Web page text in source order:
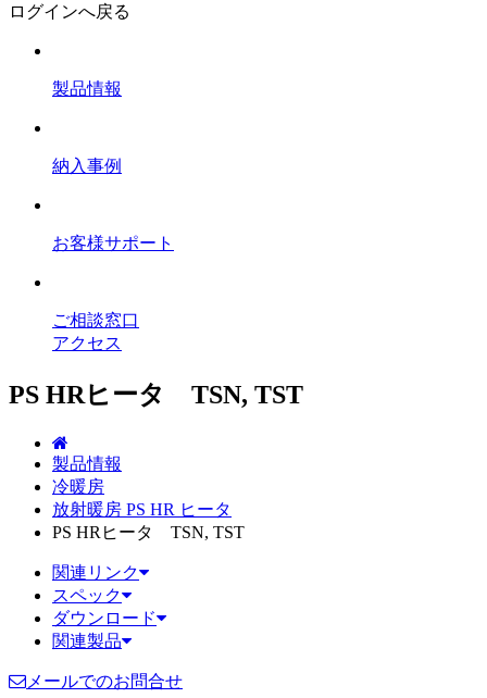
ログインへ戻る
製品情報
納入事例
お客様サポート
ご相談窓口
アクセス
PS HRヒータ TSN, TST
製品情報
冷暖房
放射暖房 PS HR ヒータ
PS HRヒータ TSN, TST
関連リンク
スペック
ダウンロード
関連製品
メールでのお問合せ